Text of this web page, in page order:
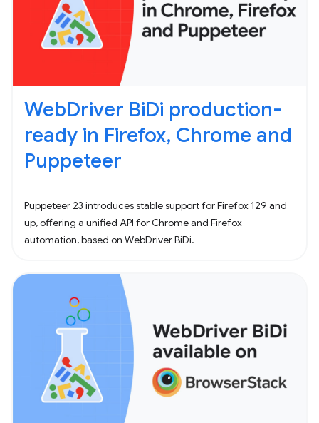
WebDriver BiDi production-
ready in Firefox, Chrome and
Puppeteer
Puppeteer 23 introduces stable support for Firefox 129 and
up, offering a unified API for Chrome and Firefox
automation, based on WebDriver BiDi.